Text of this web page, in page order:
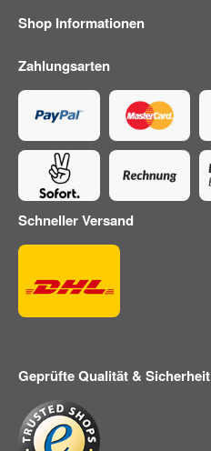
Shop Informationen
Zahlungsarten
Schneller Versand
Geprüfte Qualität & Sicherheit